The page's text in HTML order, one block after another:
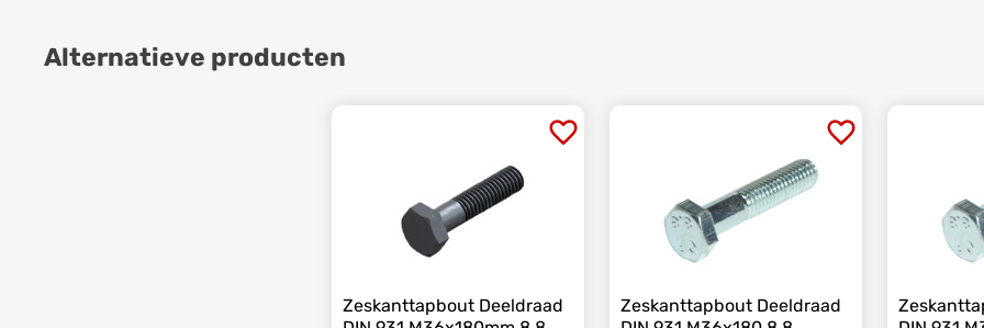
Alternatieve producten
Zeskanttapbout Deeldraad
Zeskanttapbout Deeldraad